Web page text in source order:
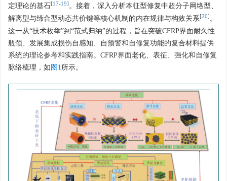
定理论的基石[17-19] 。接着，深入分析本征型修复中超分子网络型、
解离型与缔合型动态共价键等核心机制的内在规律与构效关系[20] 。
这一从“技术枚举”到“范式归纳”的过程，旨在突破CFRP界面耐久性
瓶颈、发展集成损伤自感知、自预警和自修复功能的复合材料提供
系统的理论参考和实践指南。CFRP界面老化、表征、强化和自修复
脉络梳理，如 图1所示。